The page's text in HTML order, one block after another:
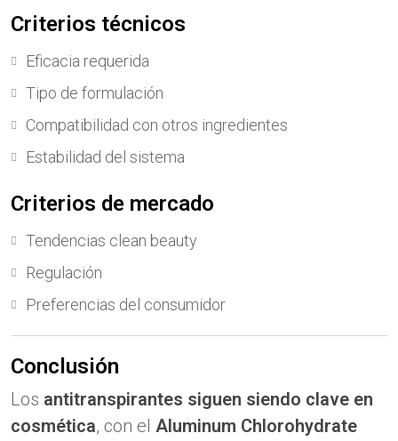
Criterios técnicos
Eficacia requerida
Tipo de formulación
Compatibilidad con otros ingredientes
Estabilidad del sistema
Criterios de mercado
Tendencias clean beauty
Regulación
Preferencias del consumidor
Conclusión
Los antitranspirantes siguen siendo clave en
cosmética, con el Aluminum Chlorohydrate